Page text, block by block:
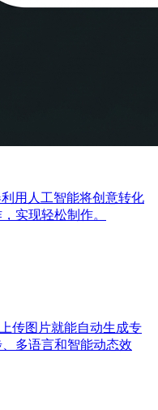
用人工智能将创意转化
实现轻松制作。
传图片就能自动生成专
多语言和智能动态效